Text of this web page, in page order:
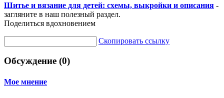
Шитье и вязание для детей: схемы, выкройки и описания -
загляните в наш полезный раздел.
Поделиться вдохновением
Скопировать ссылку
Обсуждение (0)
Мое мнение